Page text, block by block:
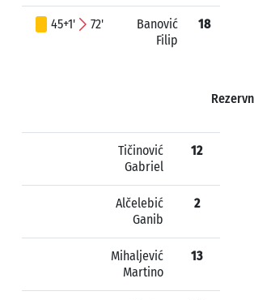
45+1' 72'
Banović
Filip
18
Tičinović
Gabriel
12
Alčelebić
Ganib
2
Mihaljević
Martino
13